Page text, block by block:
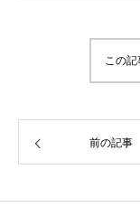
この
前の記事